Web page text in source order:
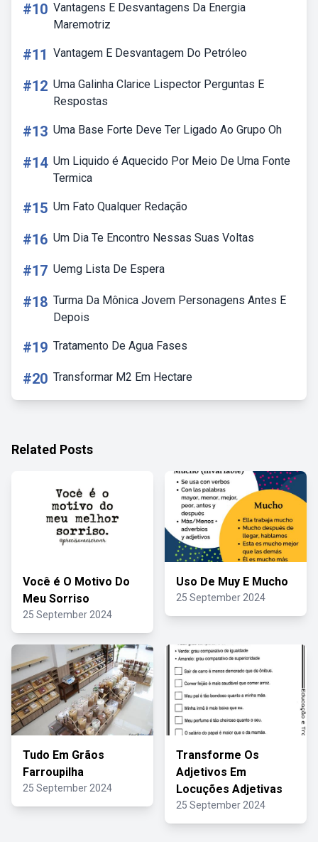
#10 Vantagens E Desvantagens Da Energia
Maremotriz
#11 Vantagem E Desvantagem Do Petróleo
#12 Uma Galinha Clarice Lispector Perguntas E
Respostas
#13 Uma Base Forte Deve Ter Ligado Ao Grupo Oh
#14 Um Liquido é Aquecido Por Meio De Uma Fonte
Termica
#15 Um Fato Qualquer Redação
#16 Um Dia Te Encontro Nessas Suas Voltas
#17 Uemg Lista De Espera
#18 Turma Da Mônica Jovem Personagens Antes E
Depois
#19 Tratamento De Agua Fases
#20 Transformar M2 Em Hectare
Related Posts
Você é O Motivo Do
Meu Sorriso
25 September 2024
Uso De Muy E Mucho
25 September 2024
Tudo Em Grãos
Farroupilha
25 September 2024
Transforme Os
Adjetivos Em
Locuções Adjetivas
25 September 2024